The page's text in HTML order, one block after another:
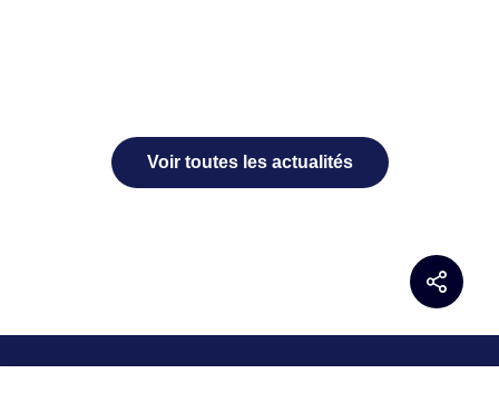
Voir toutes les actualités